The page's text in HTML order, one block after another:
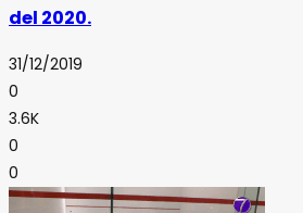
del 2020.
31/12/2019
0
3.6K
0
0